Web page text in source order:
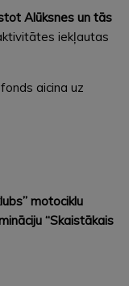
Alūksnes un tās
iekļautas
aicina uz
motociklu
“Skaistākais